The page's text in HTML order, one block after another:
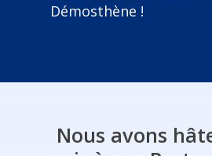
Démosthène !
Nous avons